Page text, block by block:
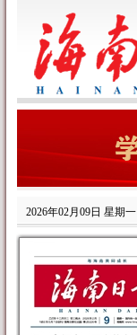
2026年02月09日 星期一